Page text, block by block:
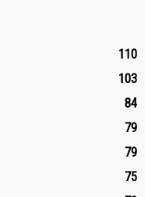
110
103
84
79
79
75